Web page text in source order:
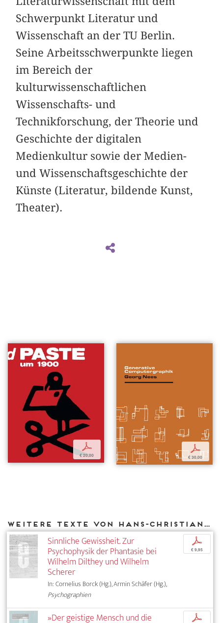
Schwerpunkt Literatur und
Wissenschaft an der TU Berlin.
Seine Arbeitsschwerpunkte liegen
im Bereich der
kulturwissenschaftlichen
Wissenschafts- und
Technikforschung, der Theorie und
Geschichte der digitalen
Medienkultur sowie der Medien-
und Wissenschaftsgeschichte der
Künste (Literatur, bildende Kunst,
Theater).
p
€ 20,00
p
€ 30,00
Weitere Texte von Hans-Christian von Herrmann bei DIAPHANES
Sinnliche Gewissheit. Zur
Psychophysik der Phantasie bei
Wilhelm Dilthey und Wilhelm
Scherer
In: Cornelius Borck (Hg.), Armin Schäfer (Hg.),
Psychographien
p
€ 9,95
»Der geistige Mensch und die p